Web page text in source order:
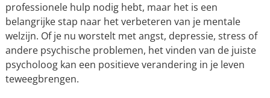
professionele hulp nodig hebt, maar het is een
belangrijke stap naar het verbeteren van je mentale
welzijn. Of je nu worstelt met angst, depressie, stress of
andere psychische problemen, het vinden van de juiste
psycholoog kan een positieve verandering in je leven
teweegbrengen.